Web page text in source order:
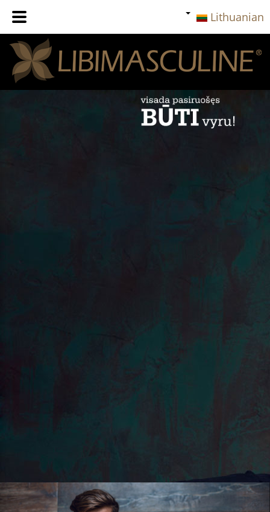
Lithuanian